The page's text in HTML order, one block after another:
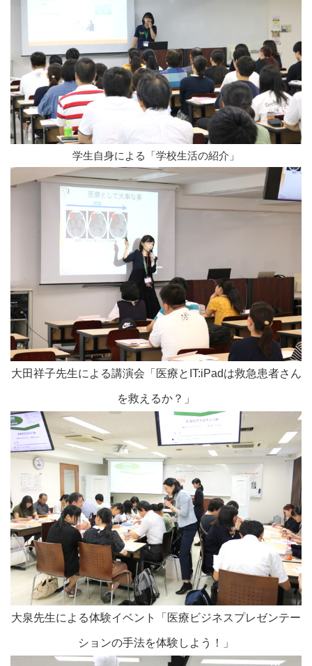
学生自身による「学校生活の紹介」
大田祥子先生による講演会「医療とIT:iPadは救急患者さん
を救えるか？」
大泉先生による体験イベント「医療ビジネスプレゼンテー
ションの手法を体験しよう！」